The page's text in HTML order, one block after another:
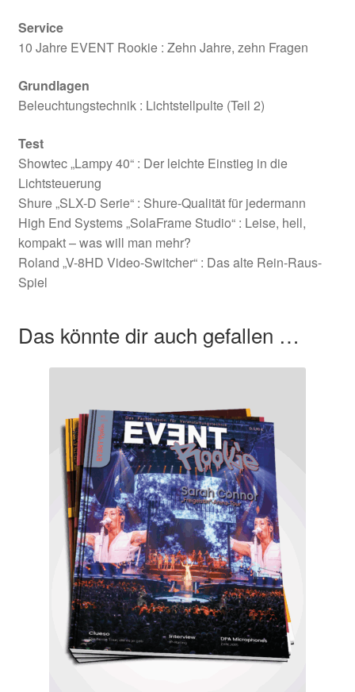
Service
10 Jahre EVENT Rookie : Zehn Jahre, zehn Fragen
Grundlagen
Beleuchtungstechnik : Lichtstellpulte (Teil 2)
Test
Showtec „Lampy 40“ : Der leichte Einstieg in die
Lichtsteuerung
Shure „SLX-D Serie“ : Shure-Qualität für jedermann
High End Systems „SolaFrame Studio“ : Leise, hell,
kompakt – was will man mehr?
Roland „V-8HD Video-Switcher“ : Das alte Rein-Raus-
Spiel
Das könnte dir auch gefallen …